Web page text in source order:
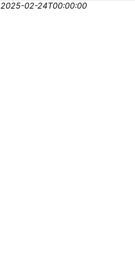
2025-02-24T00:00:00